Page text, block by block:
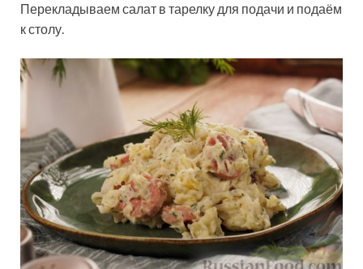
Перекладываем салат в тарелку для подачи и подаём
к столу.